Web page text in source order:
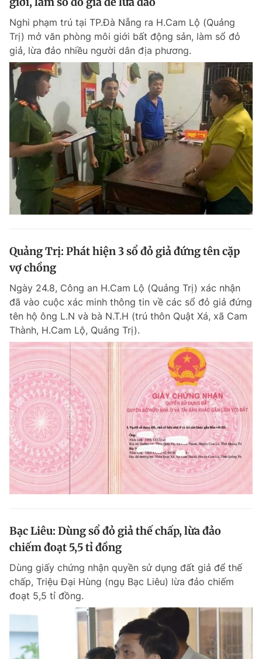
Nghi phạm trú tại TP.Đà Nẵng ra H.Cam Lộ (Quảng
Trị) mở văn phòng môi giới bất động sản, làm sổ đỏ
giả, lừa đảo nhiều người dân địa phương.
Quảng Trị: Phát hiện 3 sổ đỏ giả đứng tên cặp
vợ chồng
Ngày 24.8, Công an H.Cam Lộ (Quảng Trị) xác nhận
đã vào cuộc xác minh thông tin về các sổ đỏ giả đứng
tên hộ ông L.N và bà N.T.H (trú thôn Quật Xá, xã Cam
Thành, H.Cam Lộ, Quảng Trị).
Bạc Liêu: Dùng sổ đỏ giả thế chấp, lừa đảo
chiếm đoạt 5,5 tỉ đồng
Dùng giấy chứng nhận quyền sử dụng đất giả để thế
chấp, Triệu Đại Hùng (ngụ Bạc Liêu) lừa đảo chiếm
đoạt 5,5 tỉ đồng.